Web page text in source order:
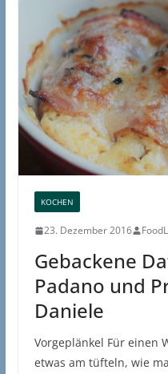
KOCHEN
23. Dezember 2016
Gebackene
Padano und
Daniele
Vorgeplänkel Für einen
etwas am tüfteln, wie